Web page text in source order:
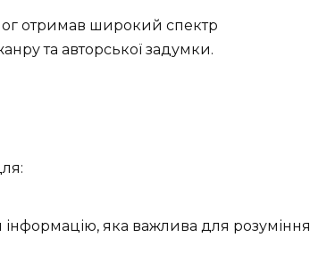
отримав широкий спектр
та авторської задумки.
яка важлива для розуміння